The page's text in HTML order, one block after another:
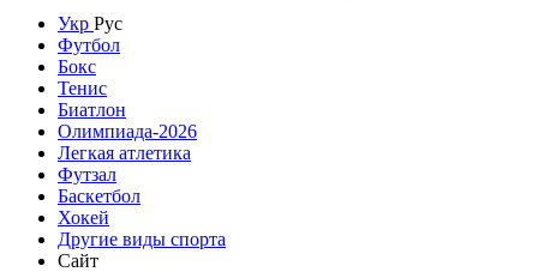
Укр Рус
Футбол
Бокс
Тенис
Биатлон
Олимпиада-2026
Легкая атлетика
Футзал
Баскетбол
Хокей
Другие виды спорта
Сайт